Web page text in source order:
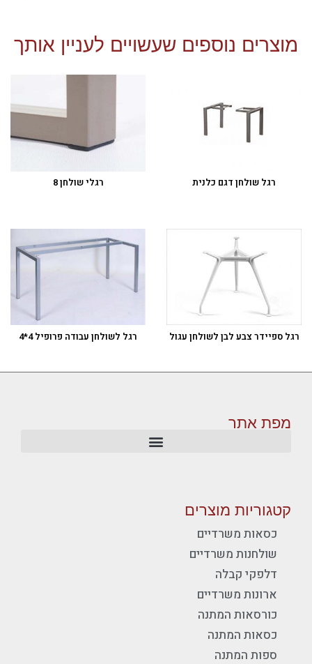
מוצרים נוספים שעשויים לעניין אותך
רגל שולחן דגם כלנית רגלי שולחן 8
רגל ספיידר צבע לבן לשולחן עגול רגל לשולחן עבודה פרופיל 4*4
מפת אתר
קטגוריות מוצרים
כסאות משרדיים
שולחנות משרדיים
דלפקי קבלה
ארונות משרדיים
כורסאות המתנה
כסאות המתנה
ספות המתנה